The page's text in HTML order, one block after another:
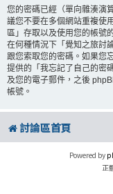
您的密碼已經（單向雜湊演
議您不要在多個網站重複使
區」存取以及使用您的帳號
在何種情況下「覺知之旅討
跟您索取您的密碼。如果您
提供的「我忘記了自己的密
及您的電子郵件，之後
帳號。
討論區首頁
Powered by
正